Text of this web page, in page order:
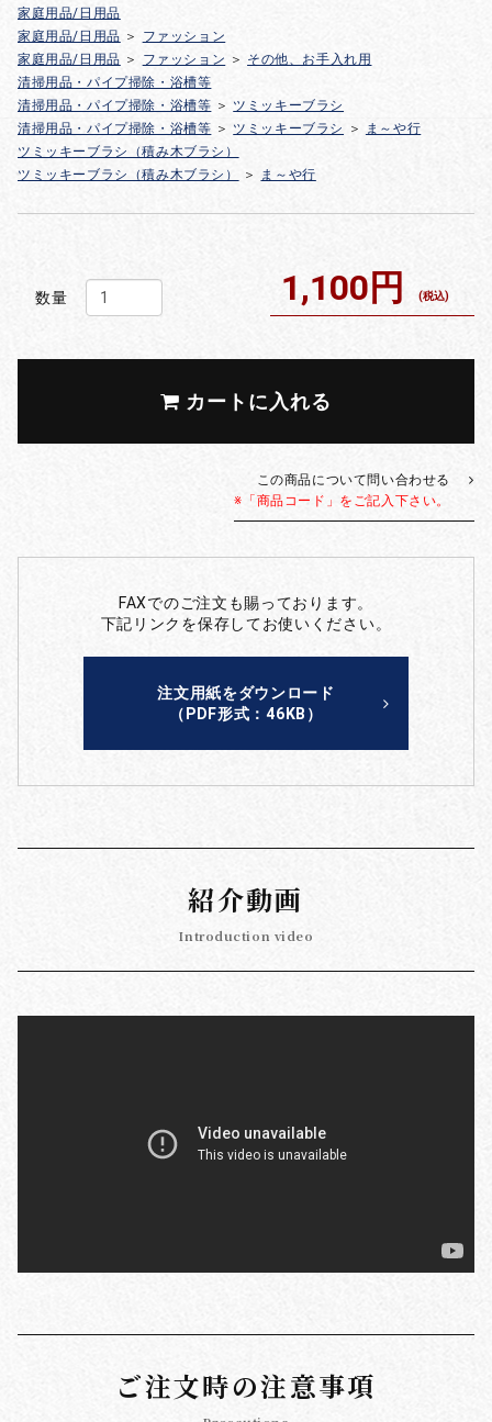
家庭用品/日用品
家庭用品/日用品 ＞
ファッション
家庭用品/日用品 ＞ ファッション ＞ その他、お手入れ用
清掃用品・パイプ掃除・浴槽等
清掃用品・パイプ掃除・浴槽等 ＞ ツミッキーブラシ
清掃用品・パイプ掃除・浴槽等 ＞ ツミッキーブラシ ＞
ま～や行
ツミッキーブラシ（積み木ブラシ）
ツミッキーブラシ（積み木ブラシ）
＞ ま～や行
数量 1,100円 (税込)
カートに入れる
この商品について問い合わせる
※「商品コード」をご記入下さい。
FAXでのご注文も賜っております。
下記リンクを保存してお使いください。
注文用紙をダウンロード
（PDF形式：46KB）
紹介動画
Introduction video
ご注文時の注意事項